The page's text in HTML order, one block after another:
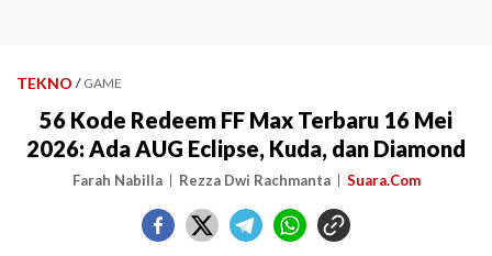
TEKNO / GAME
56 Kode Redeem FF Max Terbaru 16 Mei
2026: Ada AUG Eclipse, Kuda, dan Diamond
Farah Nabilla Rezza Dwi Rachmanta Suara.Com